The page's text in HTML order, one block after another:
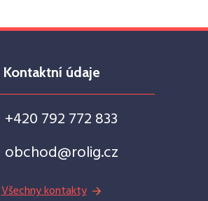
Kontaktní údaje
+420 792 772 833
obchod@rolig.cz
Všechny kontakty